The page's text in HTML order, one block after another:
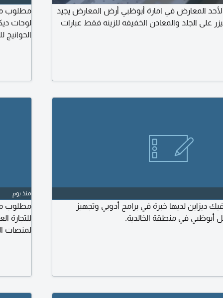
10 أيام لأحد المعارض في امارة أبوظبي أرض المعارض يجيد
على الجلد والمعادن الخفيفه للزينه فقط عبارات
لوحات
لديها خبرة في برامج أدوبي وتجهيز
أبوظبي في منطقة الخالدية.
منذ يوم
مطلوب
للتجارة
لمنصات